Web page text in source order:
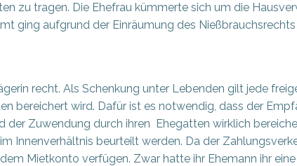
zu tragen. Die Ehefrau kümmerte sich um die
ging aufgrund der Einräumung des
recht. Als Schenkung unter Lebenden gilt jede
bereichert wird. Dafür ist es notwendig, dass der
der Zuwendung durch ihren Ehegatten wirklich
Innenverhältnis beurteilt werden. Da der
Mietkonto verfügen. Zwar hatte ihr Ehemann ihr